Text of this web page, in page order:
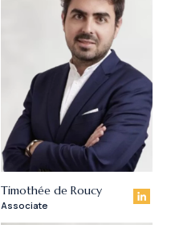
Timothée de Roucy
Associate